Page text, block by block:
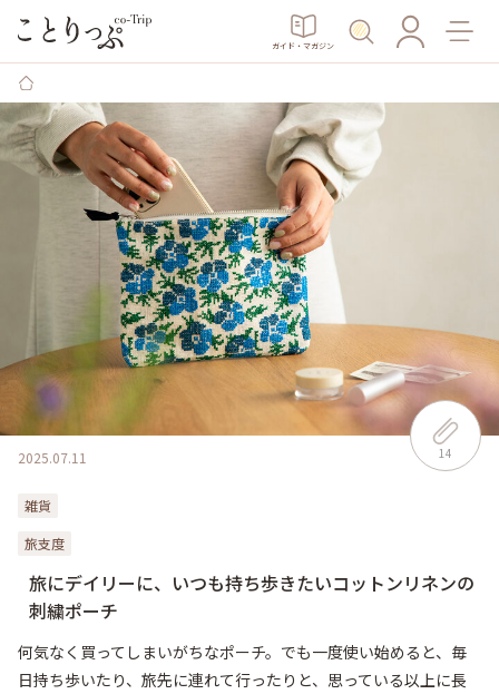
ガイド・マガジン
14
2025.07.11
雑貨
旅支度
旅にデイリーに、いつも持ち歩きたいコットンリネンの
刺繍ポーチ
何気なく買ってしまいがちなポーチ。でも一度使い始めると、毎
日持ち歩いたり、旅先に連れて行ったりと、思っている以上に長